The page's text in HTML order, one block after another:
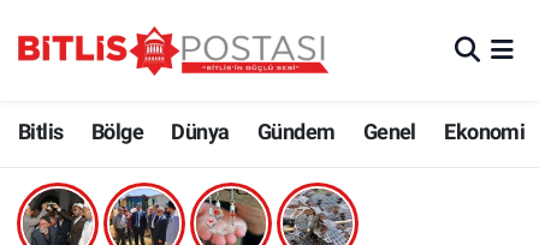
Bitlis Bölge Dünya Gündem Genel Ekonomi
Bölge
Bitlis Trafik Yoğunluk Haritası